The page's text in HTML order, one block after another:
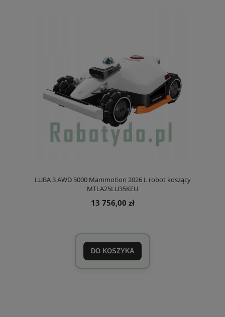
LUBA 3 AWD 5000 Mammotion 2026 L robot koszący
MTLA25LU35KEU
13 756,00 zł
DO KOSZYKA